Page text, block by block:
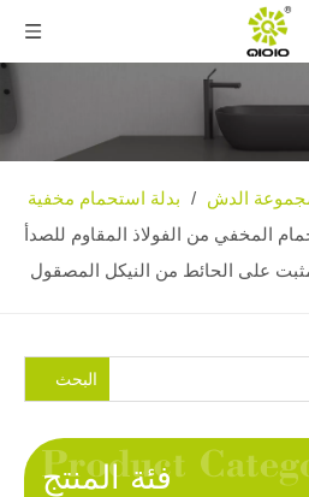
الدش / بدلة استحمام مخفية
المخفي من الفولاذ المقاوم للصدأ
البحث
فئة المنتج